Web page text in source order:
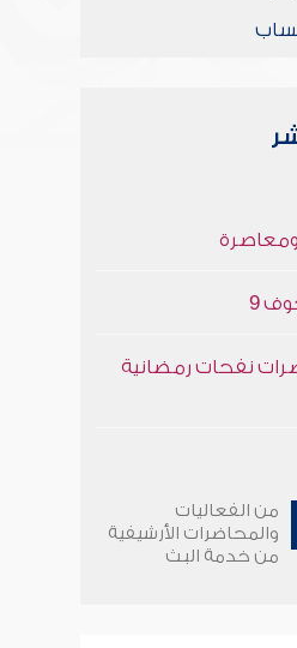
ومعاصرة
9
نفحات رمضانية
من الفعاليات
والمحاضرات الأرشيفية
من خدمة البث